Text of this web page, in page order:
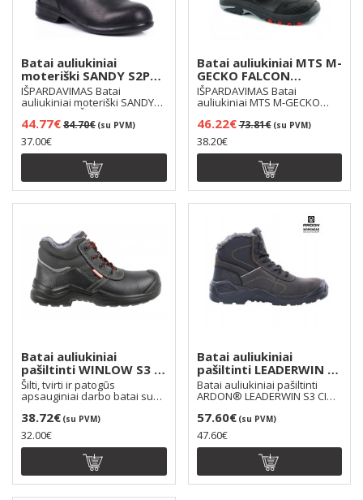
Batai auliukiniai
moteriški SANDY S2P
SRC
IŠPARDAVIMAS Batai
auliukiniai moteriški SANDY
S2P SRC VIRŠUS: natūr..
44.77€84.70€ (su PVM)
37.00€
Batai auliukiniai MTS M-
GECKO FALCON
OVERCAP FLEX S3 HI CI
SRC
IŠPARDAVIMAS Batai
auliukiniai MTS M-GECKO
46.22€73.81€ (su PVM)
38.20€
Batai auliukiniai
pašiltinti WINLOW S3 CI
SRC
Šilti, tvirti ir patogūs
apsauginiai darbo batai su
auliuku, papildoma..
38.72€ (su PVM)
32.00€
Batai auliukiniai
pašiltinti LEADERWIN S3
CI SRC, spalva: t.ruda
Batai auliukiniai pašiltinti
ARDON® LEADERWIN S3 CI
57.60€ (su PVM)
47.60€